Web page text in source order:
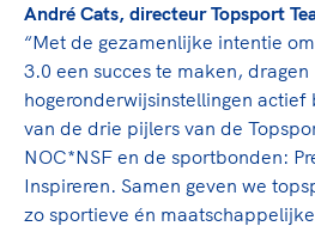
André Cats, directeur Topsport
“Met de gezamenlijke intentie
3.0 een succes te maken, dragen
hogeronderwijsinstellingen actief
van de drie pijlers van de
NOC*NSF en de sportbonden:
Inspireren. Samen geven we
zo sportieve én